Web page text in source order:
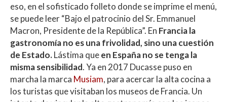
eso, en el sofisticado folleto donde se imprime el menú,
se puede leer “Bajo el patrocinio del Sr. Emmanuel
Macron, Presidente de la República”. En Francia la
gastronomía no es una frivolidad, sino una cuestión
de Estado.Lástima queen España no se tenga la
misma sensibilidad. Ya en 2017 Ducasse puso en
marcha la marca Musiam, para acercar la alta cocina a
los turistas que visitaban los museos de Francia. Un